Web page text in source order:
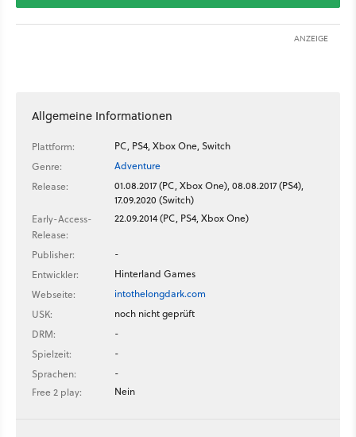
ANZEIGE
Allgemeine Informationen
Plattform:
PC, PS4, Xbox One, Switch
Genre:
Adventure
Release:
01.08.2017 (PC, Xbox One), 08.08.2017 (PS4),
17.09.2020 (Switch)
Early-Access-
Release:
22.09.2014 (PC, PS4, Xbox One)
Publisher:
-
Entwickler:
Hinterland Games
Webseite:
intothelongdark.com
USK:
noch nicht geprüft
DRM:
-
Spielzeit:
-
Sprachen:
-
Free 2 play:
Nein